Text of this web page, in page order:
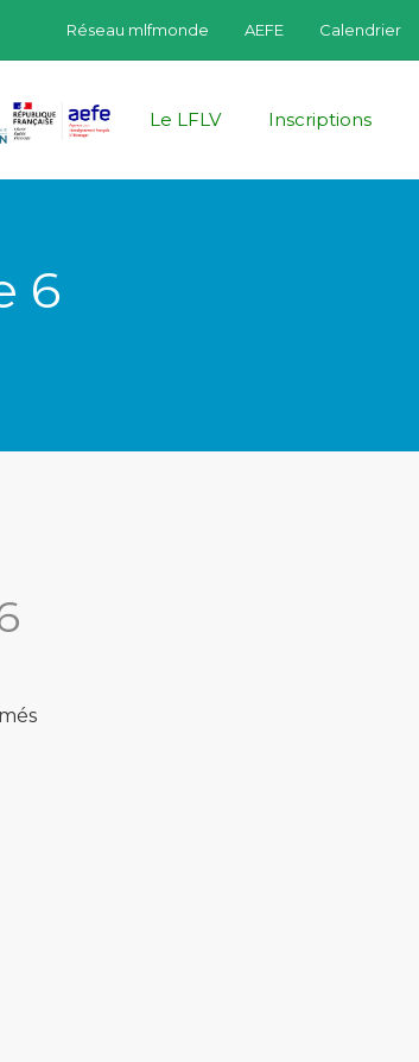
Réseau mlfmonde AEFE Calendrier
Le LFLV Inscriptions
6
sur